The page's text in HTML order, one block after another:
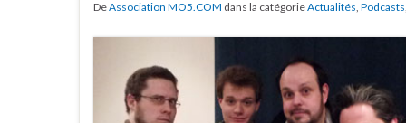
DeAssociation MO5.COM dans la catégorieActualités, Podcasts